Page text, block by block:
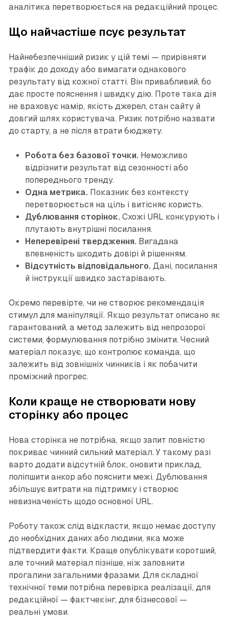
аналітика перетворюється на редакційний процес.
Що найчастіше псує результат
Найнебезпечніший ризик у цій темі — прирівняти
трафік до доходу або вимагати однакового
результату від кожної статті. Він привабливий, бо
дає просте пояснення і швидку дію. Проте така дія
не враховує намір, якість джерел, стан сайту й
довгий шлях користувача. Ризик потрібно назвати
до старту, а не після втрати бюджету.
Робота без базової точки. Неможливо
відрізнити результат від сезонності або
попереднього тренду.
Одна метрика. Показник без контексту
перетворюється на ціль і витісняє користь.
Дублювання сторінок. Схожі URL конкурують і
плутають внутрішні посилання.
Неперевірені твердження. Вигадана
впевненість шкодить довірі й рішенням.
Відсутність відповідального. Дані, посилання
й інструкції швидко застарівають.
Окремо перевірте, чи не створює рекомендація
стимул для маніпуляції. Якщо результат описано як
гарантований, а метод залежить від непрозорої
системи, формулювання потрібно змінити. Чесний
матеріал показує, що контролює команда, що
залежить від зовнішніх чинників і як побачити
проміжний прогрес.
Коли краще не створювати нову
сторінку або процес
Нова сторінка не потрібна, якщо запит повністю
покриває чинний сильний матеріал. У такому разі
варто додати відсутній блок, оновити приклад,
поліпшити анкор або пояснити межі. Дублювання
збільшує витрати на підтримку і створює
невизначеність щодо основної URL.
Роботу також слід відкласти, якщо немає доступу
до необхідних даних або людини, яка може
підтвердити факти. Краще опублікувати коротший,
але точний матеріал пізніше, ніж заповнити
прогалини загальними фразами. Для складної
технічної теми потрібна перевірка реалізації, для
редакційної — фактчекінг, для бізнесової —
реальні умови.